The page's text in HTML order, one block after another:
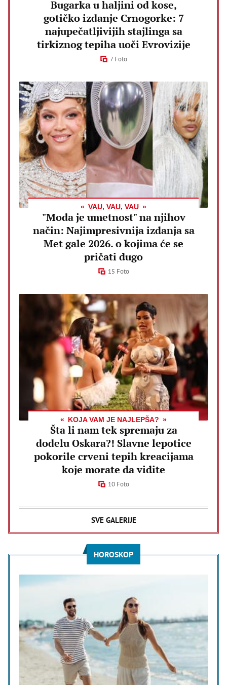
Bugarka u haljini od kose,
gotičko izdanje Crnogorke: 7
najupečatljivijih stajlinga sa
tirkiznog tepiha uoči Evrovizije
7 Foto
VAU, VAU, VAU
"Moda je umetnost" na njihov
način: Najimpresivnija izdanja sa
Met gale 2026. o kojima će se
pričati dugo
15 Foto
KOJA VAM JE NAJLEPŠA?
Šta li nam tek spremaju za
dodelu Oskara?! Slavne lepotice
pokorile crveni tepih kreacijama
koje morate da vidite
10 Foto
SVE GALERIJE
HOROSKOP